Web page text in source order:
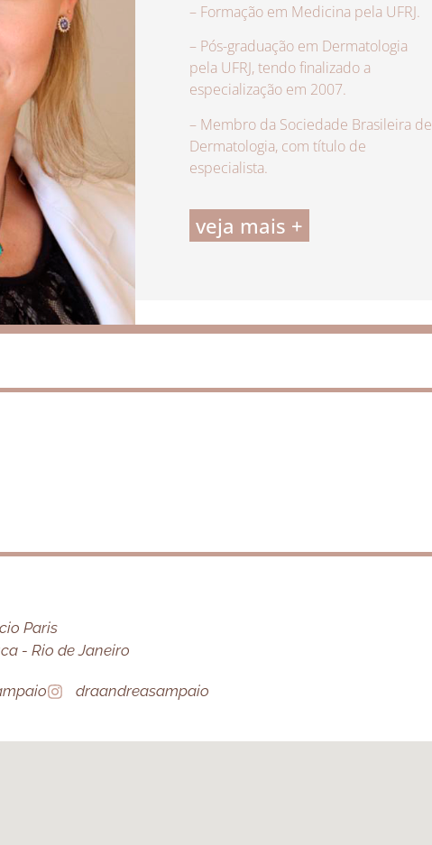
– Formação em Medicina pela UFRJ.
– Pós-graduação em Dermatologia
pela UFRJ, tendo finalizado a
especialização em 2007.
– Membro da Sociedade Brasileira de
Dermatologia, com título de
especialista.
veja mais +
Paris
- Rio de Janeiro
draandreasampaio